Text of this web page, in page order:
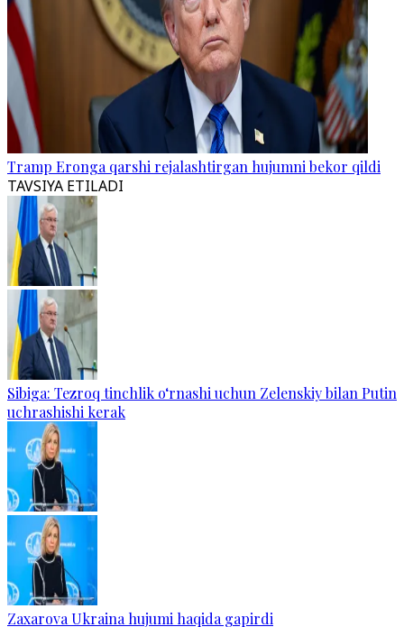
Tramp Eronga qarshi rejalashtirgan hujumni bekor qildi
TAVSIYA ETILADI
Sibiga: Tezroq tinchlik o‘rnashi uchun Zelenskiy bilan Putin
uchrashishi kerak
Zaxarova Ukraina hujumi haqida gapirdi